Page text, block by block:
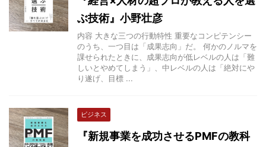
ぶ技術』小野壮彦
内容 大きな三つの行動特性 重要なコンピテンシー
のうち、一つ目は「成果志向」だ。 何かのノルマを
課せられたときに、成果志向が低レベルの人は「難
しいとやめてしまう」、中レベルの人は「絶対にや
り遂げ、目標 ...
ビジネス
『新規事業を成功させるPMFの教科